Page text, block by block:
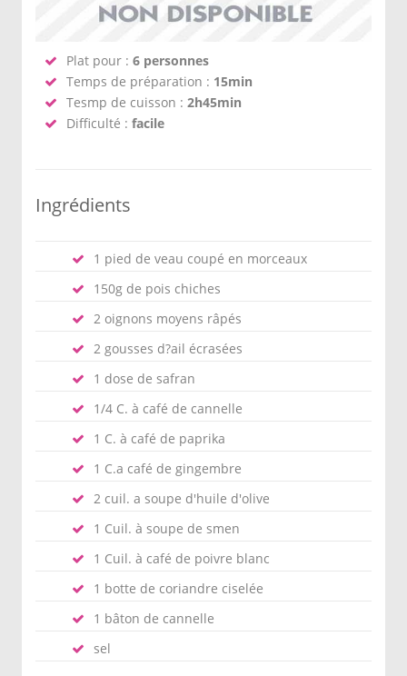
Plat pour : 6 personnes
Temps de préparation : 15min
Tesmp de cuisson : 2h45min
Difficulté : facile
Ingrédients
1 pied de veau coupé en morceaux
150g de pois chiches
2 oignons moyens râpés
2 gousses d?ail écrasées
1 dose de safran
1/4 C. à café de cannelle
1 C. à café de paprika
1 C.a café de gingembre
2 cuil. a soupe d'huile d'olive
1 Cuil. à soupe de smen
1 Cuil. à café de poivre blanc
1 botte de coriandre ciselée
1 bâton de cannelle
sel